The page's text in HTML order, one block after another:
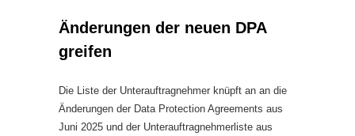
Änderungen der neuen DPA
greifen
Die Liste der Unterauftragnehmer knüpft an an die
Änderungen der Data Protection Agreements aus
Juni 2025 und der Unterauftragnehmerliste aus